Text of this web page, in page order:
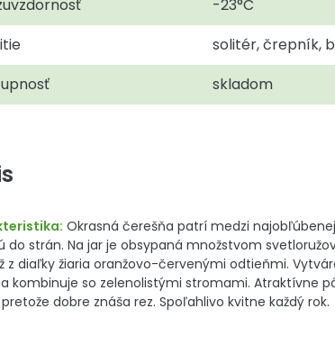
-23°C
solitér, črepník,
skladom
Okrasná čerešňa patrí medzi
do strán. Na jar je obsypaná množstvom
z diaľky žiaria oranžovo-červenými odtieňmi.
kombinuje so zelenolistými stromami. Atraktívne
dobre znáša rez. Spoľahlivo kvitne každý rok.